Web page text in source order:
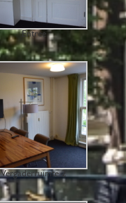
Entree
Vergaderruimte 2